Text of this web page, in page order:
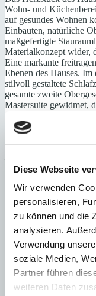
Diese Webseite
Wir verwenden
personalisieren,
zu können und die
analysieren.
Verwendung
soziale Medien,
Partner führen
weiteren Daten
Wohn- und
auf gesundes Wohnen
Einbauten, natürliche
maßgefertigte
Materialkonzept wider,
Eine markante
Ebenen des Hauses.
stilvoll gestaltete
gesamte zweite
Mastersuite gewidmet,
Matratzen aus
Ein besonderes
weitem Blick über die
entspannte Abende
Zentrum
Gäste-WC
Energiezertifikat wurde